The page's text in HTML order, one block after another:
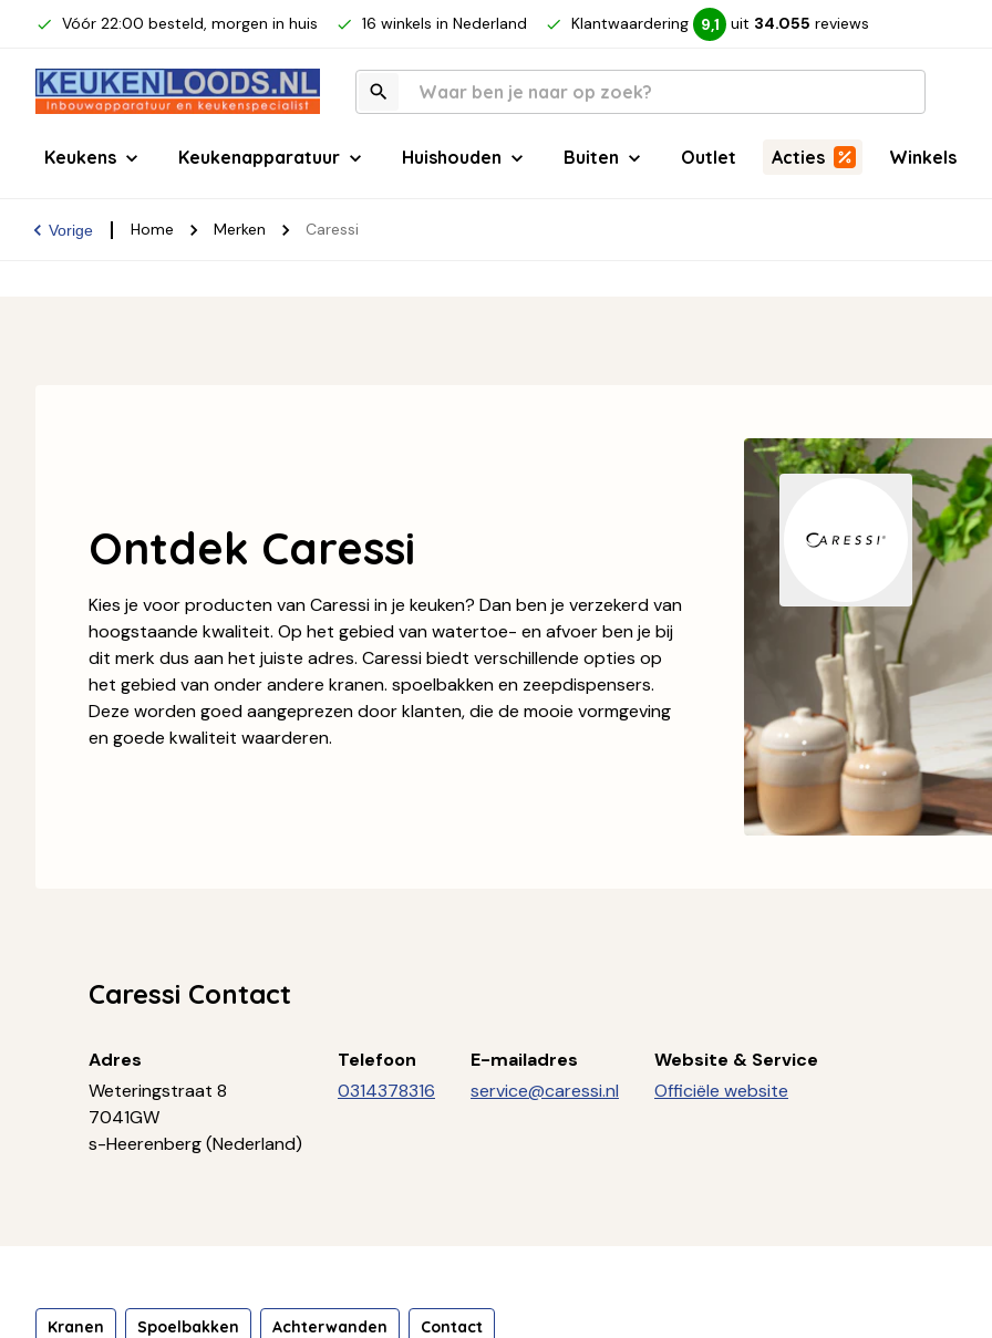
Vóór 22:00 besteld, morgen in huis 16 winkels in Nederland Klantwaardering 9,1 uit 34.055 reviews
Keukens Keukenapparatuur Huishouden Buiten Outlet Acties Winkels
Vorige Home Merken Caressi
Ontdek Caressi
Kies je voor producten van Caressi in je keuken? Dan ben je verzekerd van
hoogstaande kwaliteit. Op het gebied van watertoe- en afvoer ben je bij
dit merk dus aan het juiste adres. Caressi biedt verschillende opties op
het gebied van onder andere kranen. spoelbakken en zeepdispensers.
Deze worden goed aangeprezen door klanten, die de mooie vormgeving
en goede kwaliteit waarderen.
Caressi Contact
Adres
Weteringstraat 8
7041GW
s-Heerenberg (Nederland)
Telefoon
0314378316
E-mailadres
service@caressi.nl
Website & Service
Officiële website
Kranen Spoelbakken Achterwanden Contact